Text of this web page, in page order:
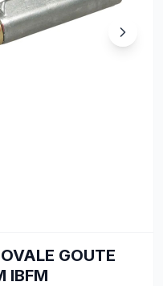
GOUTE
IBFM